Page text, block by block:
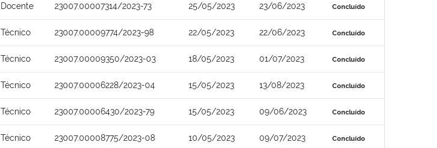
Docente 23007.00007314/2023-73 25/05/2023 23/06/2023 Concluído
Técnico 23007.00009774/2023-98 22/05/2023 22/06/2023 Concluído
Técnico 23007.00009350/2023-03 18/05/2023 01/07/2023 Concluído
Técnico 23007.00006228/2023-04 15/05/2023 13/08/2023 Concluído
Técnico 23007.00006430/2023-79 15/05/2023 09/06/2023 Concluído
Técnico 23007.00008775/2023-08 10/05/2023 09/07/2023 Concluído